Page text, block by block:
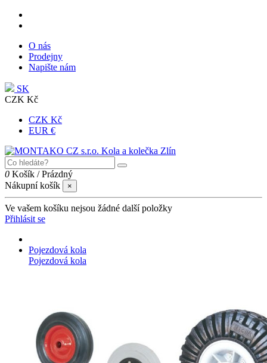
O nás
Prodejny
Napište nám
SK
CZK Kč
CZK Kč
EUR €
0 Košík /Prázdný
Nákupní košík
×
Ve vašem košíku nejsou žádné další položky
Přihlásit se
Pojezdová kola
Pojezdová kola